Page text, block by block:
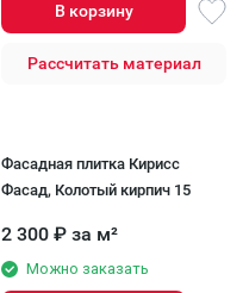
В корзину
Рассчитать материал
Фасадная плитка Кирисс
Фасад, Колотый кирпич 15
2 300 ₽ за м²
Можно заказать